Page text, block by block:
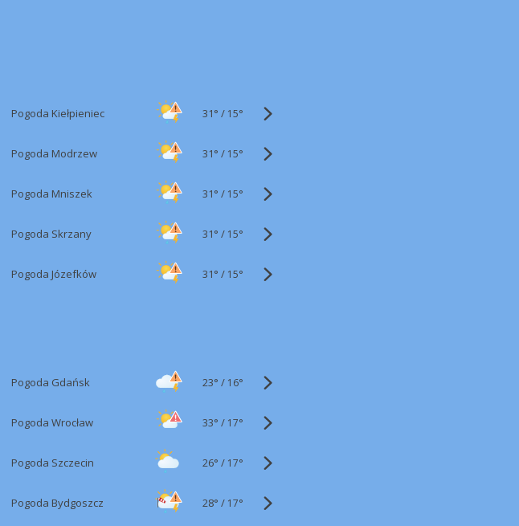
Pogoda Kiełpieniec 31° / 15°
Pogoda Modrzew 31° / 15°
Pogoda Mniszek 31° / 15°
Pogoda Skrzany 31° / 15°
Pogoda Józefków 31° / 15°
Pogoda Gdańsk 23° / 16°
Pogoda Wrocław 33° / 17°
Pogoda Szczecin 26° / 17°
Pogoda Bydgoszcz 28° / 17°